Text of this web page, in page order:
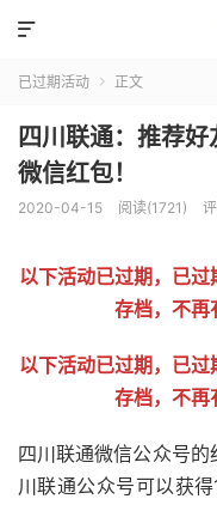

已过期活动  正文
四川联通：推荐
微信红包！
2020-04-15 阅读(1721 )
以下活动已过期，已
存档，不再
以下活动已过期，已
存档，不再
四川联通微信公众号
川联通公众号可以获